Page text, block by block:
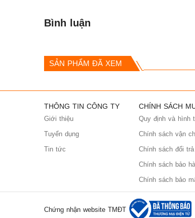
Bình luận
SẢN PHẨM ĐÃ XEM
THÔNG TIN CÔNG TY
Giới thiệu
Tuyển dụng
Tin tức
CHÍNH SÁCH
Quy định và hình
Chính sách vận
Chính sách đổi trả
Chính sách bảo
Chính sách bảo
Chứng nhận website TMĐT